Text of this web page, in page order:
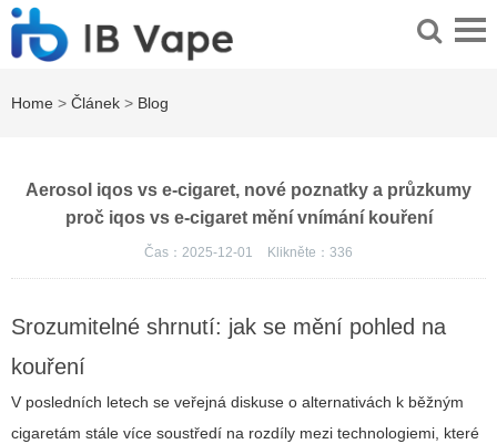
Home > Článek > Blog
Aerosol iqos vs e-cigaret, nové poznatky a průzkumy
proč iqos vs e-cigaret mění vnímání kouření
Čas：2025-12-01 Klikněte： 336
Srozumitelné shrnutí: jak se mění pohled na
kouření
V posledních letech se veřejná diskuse o alternativách k běžným
cigaretám stále více soustředí na rozdíly mezi technologiemi, které